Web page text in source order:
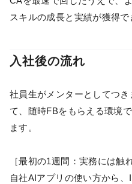
スキルの成長と実績が獲得で
入社後の流れ
社員生がメンターとしてつ
て、随時FBをもらえる環境
ます。
［最初の1週間：実務には触
自社AIアプリの使い方から